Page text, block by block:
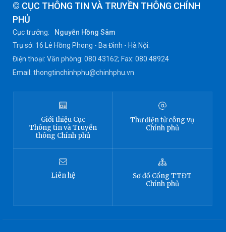
© CỤC THÔNG TIN VÀ TRUYỀN THÔNG CHÍNH
PHỦ
Cục trưởng:
Nguyễn Hồng Sâm
Trụ sở: 16 Lê Hồng Phong - Ba Đình - Hà Nội.
Điện thoại: Văn phòng: 080 43162; Fax: 080.48924
Email: thongtinchinhphu@chinhphu.vn
Giới thiệu Cục
Thông tinvà Truyền
thông Chính phủ
Thư điện tử công vụ
Chính phủ
Liên hệ Sơ đồ Cổng TTĐT
Chính phủ